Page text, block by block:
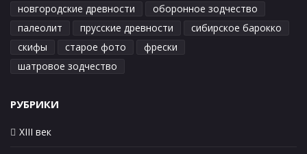
новгородские древности
оборонное зодчество
палеолит
прусские древности
сибирское барокко
скифы
старое фото
фрески
шатровое зодчество
РУБРИКИ
XIII век